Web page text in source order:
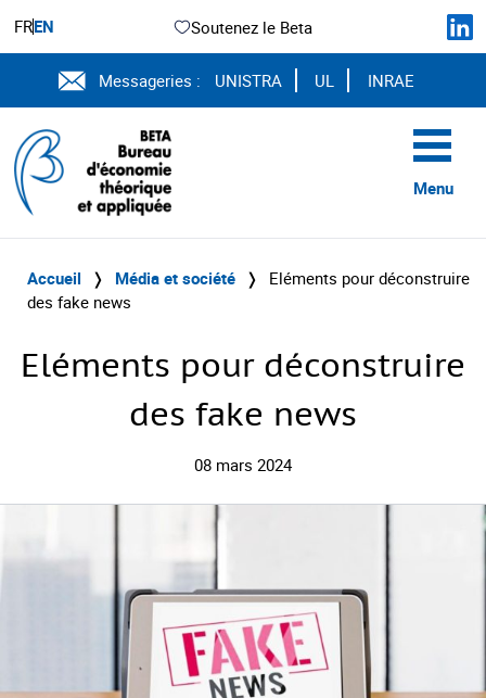
FREN Soutenez le Beta
Messageries : UNISTRA UL INRAE
Menu
Accueil ❭ Média et société ❭
Eléments pour déconstruire
des fake news
Eléments pour déconstruire
des fake news
08 mars 2024